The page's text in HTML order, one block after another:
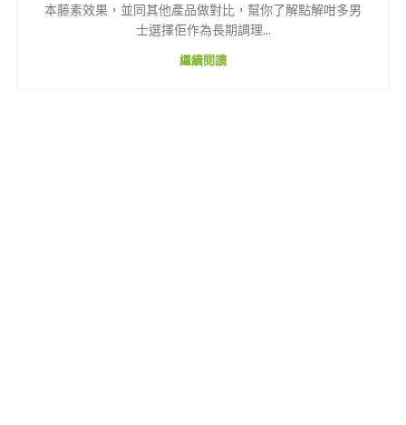
本藤素效果，並同其他產品做對比，幫你了解點解咁多男
士選擇佢作為長期調理...
繼續閱讀